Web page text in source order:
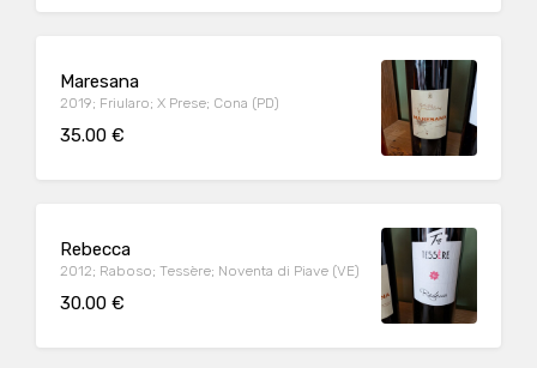
Maresana
2019; Friularo; X Prese; Cona (PD)
35.00 €
Rebecca
2012; Raboso; Tessère; Noventa di Piave (VE)
30.00 €